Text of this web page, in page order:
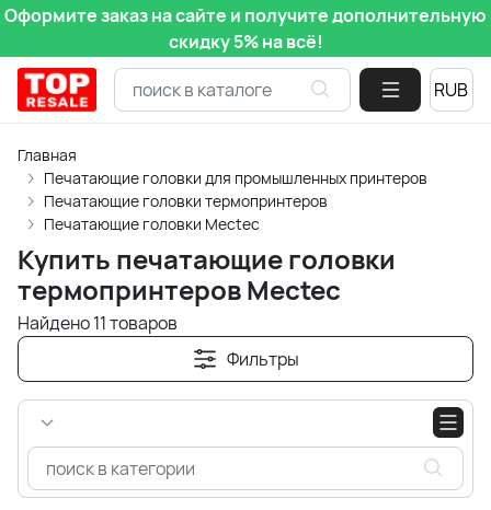
Оформите заказ на сайте и получите дополнительную
скидку 5% на всё!
Главная
Печатающие головки для промышленных принтеров
Печатающие головки термопринтеров
Печатающие головки Mectec
Купить печатающие головки
термопринтеров Mectec
Найдено 11 товаров
Фильтры